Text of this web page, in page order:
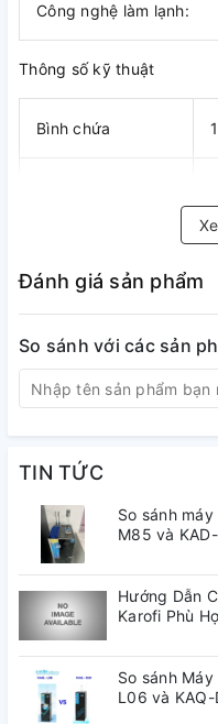
Công nghệ làm lạnh:
Thông số kỹ thuật
Bình chứa
vẫn đảm bảo chất
lượng của sản
phẩm)
Công suất lọc
Hệ thống lọc
Các lõi chức năng
Đánh giá sản phẩm
So sánh với các sản
TIN TỨC
So sánh
M85 và
Hướng Dẫn
Karofi Phù
So sánh
L06 và KAQ-